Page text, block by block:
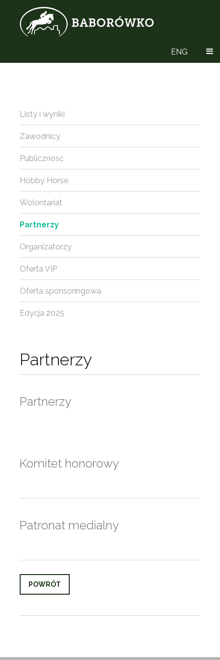
ENG
Partnerzy
Partnerzy
Komitet honorowy
Patronat medialny
POWRÓT
Listy i wyniki
Zawodnicy
Publiczność
Hobby Horse
Wolontariat
Partnerzy
Organizatorzy
Oferta VIP
Oferta sponsoringowa
Edycja 2025